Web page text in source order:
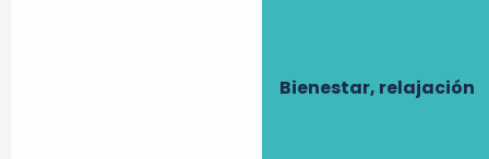
Bienestar, relajación